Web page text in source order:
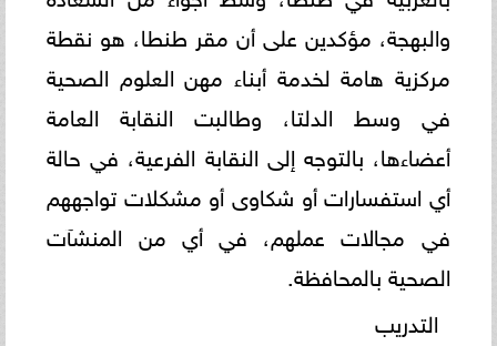
والبهجة، مؤكدين على أن مقر طنطا، هو نقطة
مركزية هامة لخدمة أبناء مهن العلوم الصحية
في وسط الدلتا، وطالبت النقابة العامة
أعضاءها، بالتوجه إلى النقابة الفرعية، في حالة
أي استفسارات أو شكاوى أو مشكلات تواجههم
في مجالات عملهم، في أي من المنشآت
الصحية بالمحافظة.
التدريب